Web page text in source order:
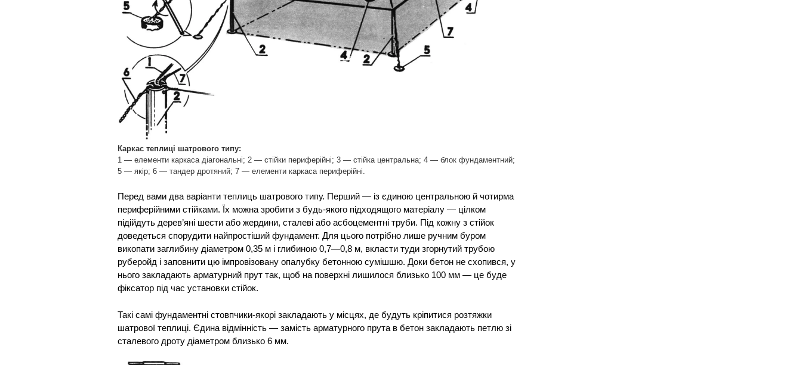
Каркас теплиці шатрового типу:
1 — елементи каркаса діагональні; 2 — стійки периферійні; 3 — стійка центральна; 4 — блок фундаментний;
5 — якір; 6 — тандер дротяний; 7 — елементи каркаса периферійні.
Перед вами два варіанти теплиць шатрового типу. Перший — із єдиною центральною й чотирма
периферійними стійками. Їх можна зробити з будь-якого підходящого матеріалу — цілком
підійдуть дерев’яні шести або жердини, сталеві або асбоцементні труби. Під кожну з стійок
доведеться спорудити найпростіший фундамент. Для цього потрібно лише ручним буром
викопати заглибину діаметром 0,35 м і глибиною 0,7—0,8 м, вкласти туди згорнутий трубою
руберойд і заповнити цю імпровізовану опалубку бетонною сумішшю. Доки бетон не схопився, у
нього закладають арматурний прут так, щоб на поверхні лишилося близько 100 мм — це буде
фіксатор під час установки стійок.
Такі самі фундаментні стовпчики-якорі закладають у місцях, де будуть кріпитися розтяжки
шатрової теплиці. Єдина відмінність — замість арматурного прута в бетон закладають петлю зі
сталевого дроту діаметром близько 6 мм.